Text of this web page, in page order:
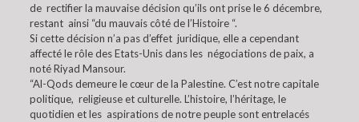
de rectifier la mauvaise décision qu’ils ont prise le 6 décembre,
restant ainsi “du mauvais côté de l’Histoire “.
Si cette décision n’a pas d’effet juridique, elle a cependant
affecté le rôle des Etats-Unis dans les négociations de paix, a
noté Riyad Mansour.
“Al-Qods demeure le cœur de la Palestine. C’est notre capitale
politique, religieuse et culturelle. L’histoire, l’héritage, le
quotidien et les aspirations de notre peuple sont entrelacés